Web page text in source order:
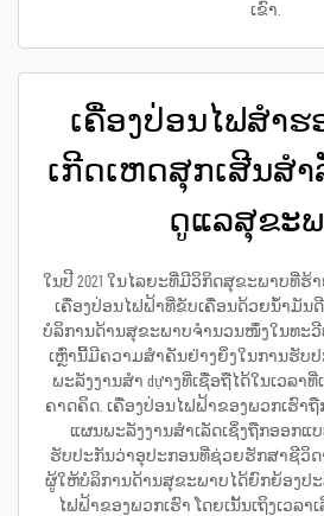
ເຂົາ.
ເຄື່ອງປ່ອນໄຟສຳຮ
ເກີດເຫດສຸກເສີນສ
ດູແລສຸຂະ
ໃນປີ 2021 ໃນໄລຍະທີ່ມີວິກິດສຸຂະພາບທີ່ຮ້
ເຄື່ອງປ່ອນໄຟຟ້າທີ່ຂັບເຄື່ອນດ້ວຍນ້ຳມັນ
ບໍລິການດ້ານສຸຂະພາບຈຳນວນໜຶ່ງໃນທະວີ
ເຫຼົ່ານີ້ມີຄວາມສຳຄັນຢ່າງຍິ່ງໃນການຮັບ
ພະລັງງານສຳ dựາງທີ່ເຊື່ອຖືໄດ້ໃນເວລາ
ຄາດຄິດ. ເຄື່ອງປ່ອນໄຟຟ້າຂອງພວກເຮົາ
ແຜນພະລັງງານສຳເລັດເຊິ່ງຖືກອອກແ
ຮັບປະກັນວ່າອຸປະກອນທີ່ຊ່ວຍຮັກສາຊີວິດ
ຜູ້ໃຫ້ບໍລິການດ້ານສຸຂະພາບໄດ້ຍົກຍ້ອງປ
ໄຟຟ້າຂອງພວກເຮົາ ໂດຍເນັ້ນເຖິງເວລາ